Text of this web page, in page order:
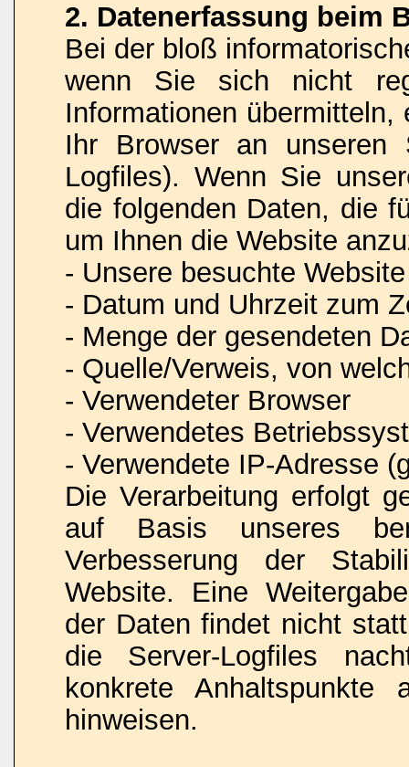
2. Datenerfassung beim
Bei der bloß
wenn Sie sich nicht
Informationen
Ihr Browser an unseren
Logfiles). Wenn Sie
die folgenden Daten, die
um Ihnen die Website
- Unsere besuchte Website
- Datum und Uhrzeit zum
- Menge der gesendeten
- Quelle/Verweis, von
- Verwendeter Browser
- Verwendetes
- Verwendete IP-Adresse
Die Verarbeitung erfolgt
auf Basis unseres
Verbesserung der
Website. Eine
der Daten findet nicht
die Server-Logfiles
konkrete Anhaltspunkte
hinweisen.